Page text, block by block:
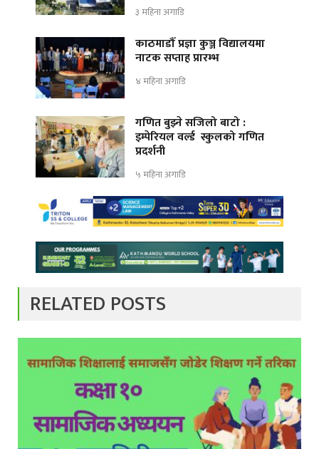
३ महिना अगाडि
काठमाडौँ प्रज्ञा कुञ्ज विद्यालयमा
नाटक सप्ताह प्रारम्भ
४ महिना अगाडि
गणित बुझ्ने सजिलो बाटो :
इम्पेरियल वर्ल्ड स्कुलको गणित
प्रदर्शनी
५ महिना अगाडि
RELATED POSTS